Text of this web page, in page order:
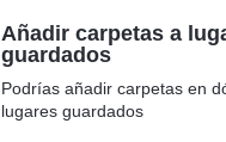
Añadir carpetas a
guardados
Podrías añadir carpetas en
lugares guardados